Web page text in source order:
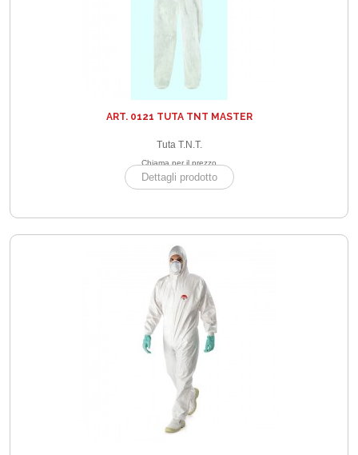
ART. 0121 TUTA TNT MASTER
Tuta T.N.T.
Chiama per il prezzo
Dettagli prodotto